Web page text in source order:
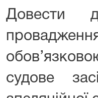
Довести
судове